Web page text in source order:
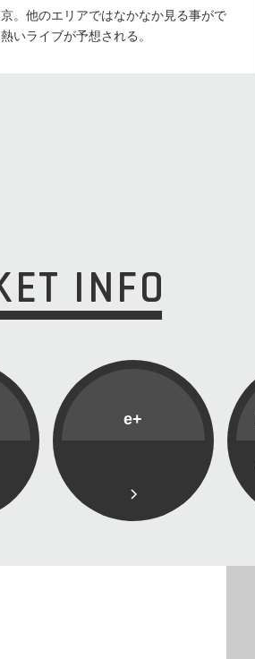
。他のエリアではなかなか見る事がで
いライブが予想される。
INFO
e+